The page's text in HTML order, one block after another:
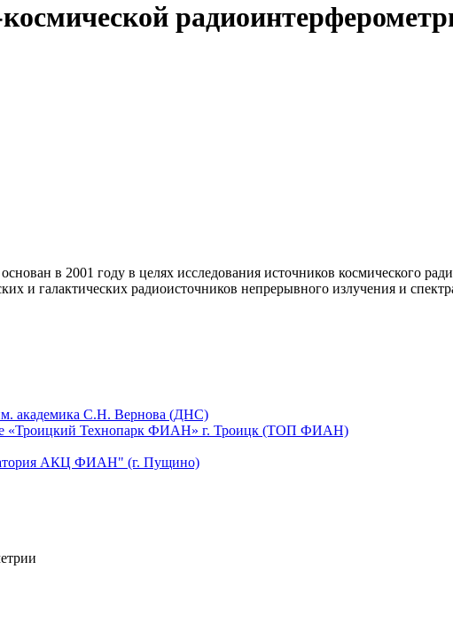
в 2001 году в целях исследования источников космического
и галактических радиоисточников непрерывного излучения и
академика С.Н. Вернова (ДНС)
«Троицкий Технопарк ФИАН» г. Троицк (ТОП ФИАН)
АКЦ ФИАН" (г. Пущино)